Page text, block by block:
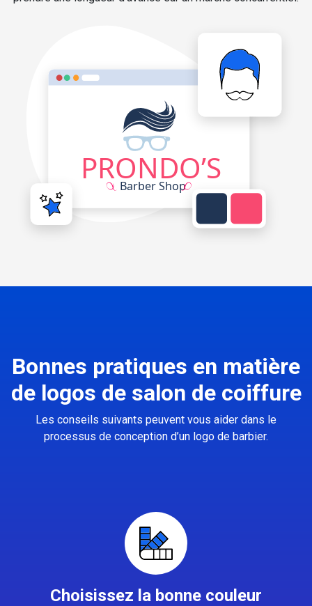
Bonnes pratiques en matière
de logos de salon de coiffure
Les conseils suivants peuvent vous aider dans le
processus de conception d’un logo de barbier.
Choisissez la bonne couleur